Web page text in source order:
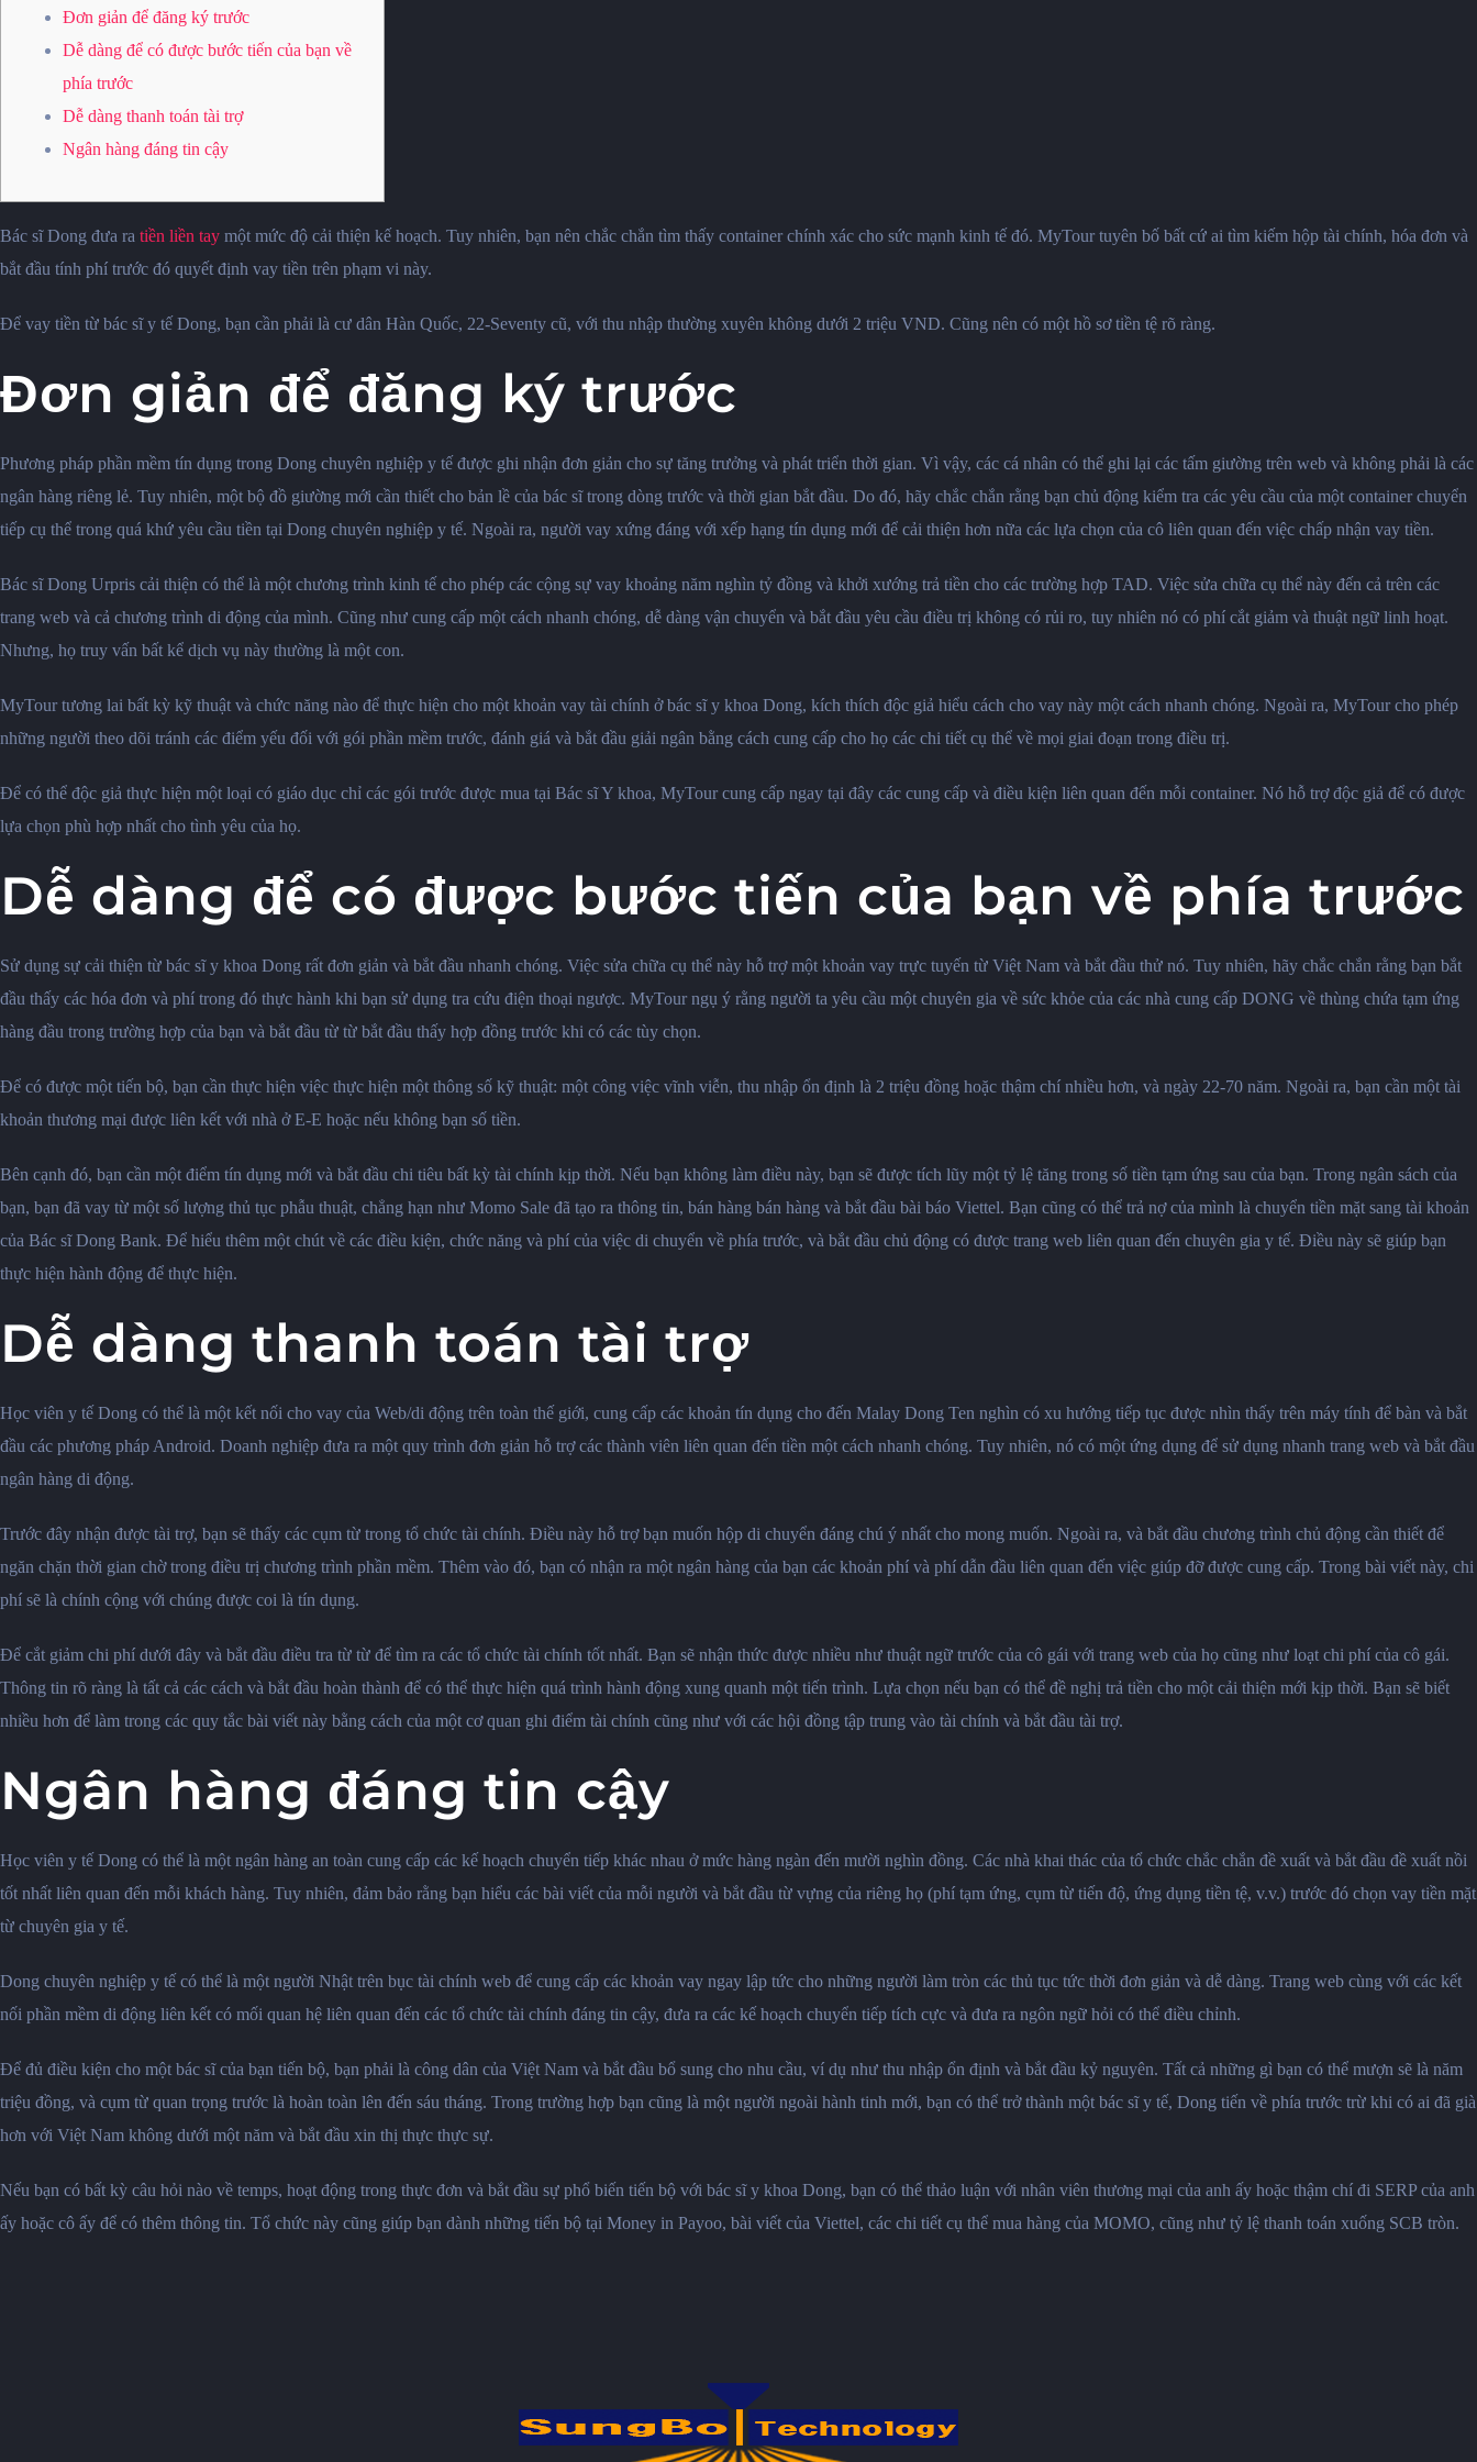
Đơn giản để đăng ký trước
Dễ dàng để có được bước tiến của bạn về
phía trước
Dễ dàng thanh toán tài trợ
Ngân hàng đáng tin cậy
Bác sĩ Dong đưa ra tiền liền taymột mức độ cải thiện kế hoạch. Tuy nhiên, bạn nên chắc chắn tìm thấy container chính xác cho sức mạnh kinh tế đó. MyTour tuyên bố bất cứ ai tìm kiếm hộp tài chính, hóa đơn và
bắt đầu tính phí trước đó quyết định vay tiền trên phạm vi này.
Để vay tiền từ bác sĩ y tế Dong, bạn cần phải là cư dân Hàn Quốc, 22-Seventy cũ, với thu nhập thường xuyên không dưới 2 triệu VND. Cũng nên có một hồ sơ tiền tệ rõ ràng.
Đơn giản để đăng ký trước
Phương pháp phần mềm tín dụng trong Dong chuyên nghiệp y tế được ghi nhận đơn giản cho sự tăng trưởng và phát triển thời gian. Vì vậy, các cá nhân có thể ghi lại các tấm giường trên web và không phải là các
ngân hàng riêng lẻ. Tuy nhiên, một bộ đồ giường mới cần thiết cho bản lề của bác sĩ trong dòng trước và thời gian bắt đầu. Do đó, hãy chắc chắn rằng bạn chủ động kiểm tra các yêu cầu của một container chuyển
tiếp cụ thể trong quá khứ yêu cầu tiền tại Dong chuyên nghiệp y tế. Ngoài ra, người vay xứng đáng với xếp hạng tín dụng mới để cải thiện hơn nữa các lựa chọn của cô liên quan đến việc chấp nhận vay tiền.
Bác sĩ Dong Urpris cải thiện có thể là một chương trình kinh tế cho phép các cộng sự vay khoảng năm nghìn tỷ đồng và khởi xướng trả tiền cho các trường hợp TAD. Việc sửa chữa cụ thể này đến cả trên các
trang web và cả chương trình di động của mình. Cũng như cung cấp một cách nhanh chóng, dễ dàng vận chuyển và bắt đầu yêu cầu điều trị không có rủi ro, tuy nhiên nó có phí cắt giảm và thuật ngữ linh hoạt.
Nhưng, họ truy vấn bất kể dịch vụ này thường là một con.
MyTour tương lai bất kỳ kỹ thuật và chức năng nào để thực hiện cho một khoản vay tài chính ở bác sĩ y khoa Dong, kích thích độc giả hiểu cách cho vay này một cách nhanh chóng. Ngoài ra, MyTour cho phép
những người theo dõi tránh các điểm yếu đối với gói phần mềm trước, đánh giá và bắt đầu giải ngân bằng cách cung cấp cho họ các chi tiết cụ thể về mọi giai đoạn trong điều trị.
Để có thể độc giả thực hiện một loại có giáo dục chỉ các gói trước được mua tại Bác sĩ Y khoa, MyTour cung cấp ngay tại đây các cung cấp và điều kiện liên quan đến mỗi container. Nó hỗ trợ độc giả để có được
lựa chọn phù hợp nhất cho tình yêu của họ.
Dễ dàng để có được bước tiến của bạn về phía trước
Sử dụng sự cải thiện từ bác sĩ y khoa Dong rất đơn giản và bắt đầu nhanh chóng. Việc sửa chữa cụ thể này hỗ trợ một khoản vay trực tuyến từ Việt Nam và bắt đầu thử nó. Tuy nhiên, hãy chắc chắn rằng bạn bắt
đầu thấy các hóa đơn và phí trong đó thực hành khi bạn sử dụng tra cứu điện thoại ngược. MyTour ngụ ý rằng người ta yêu cầu một chuyên gia về sức khỏe của các nhà cung cấp DONG về thùng chứa tạm ứng
hàng đầu trong trường hợp của bạn và bắt đầu từ từ bắt đầu thấy hợp đồng trước khi có các tùy chọn.
Để có được một tiến bộ, bạn cần thực hiện việc thực hiện một thông số kỹ thuật: một công việc vĩnh viễn, thu nhập ổn định là 2 triệu đồng hoặc thậm chí nhiều hơn, và ngày 22-70 năm. Ngoài ra, bạn cần một tài
khoản thương mại được liên kết với nhà ở E-E hoặc nếu không bạn số tiền.
Bên cạnh đó, bạn cần một điểm tín dụng mới và bắt đầu chi tiêu bất kỳ tài chính kịp thời. Nếu bạn không làm điều này, bạn sẽ được tích lũy một tỷ lệ tăng trong số tiền tạm ứng sau của bạn. Trong ngân sách của
bạn, bạn đã vay từ một số lượng thủ tục phẫu thuật, chẳng hạn như Momo Sale đã tạo ra thông tin, bán hàng bán hàng và bắt đầu bài báo Viettel. Bạn cũng có thể trả nợ của mình là chuyển tiền mặt sang tài khoản
của Bác sĩ Dong Bank. Để hiểu thêm một chút về các điều kiện, chức năng và phí của việc di chuyển về phía trước, và bắt đầu chủ động có được trang web liên quan đến chuyên gia y tế. Điều này sẽ giúp bạn
thực hiện hành động để thực hiện.
Dễ dàng thanh toán tài trợ
Học viên y tế Dong có thể là một kết nối cho vay của Web/di động trên toàn thế giới, cung cấp các khoản tín dụng cho đến Malay Dong Ten nghìn có xu hướng tiếp tục được nhìn thấy trên máy tính để bàn và bắt
đầu các phương pháp Android. Doanh nghiệp đưa ra một quy trình đơn giản hỗ trợ các thành viên liên quan đến tiền một cách nhanh chóng. Tuy nhiên, nó có một ứng dụng để sử dụng nhanh trang web và bắt đầu
ngân hàng di động.
Trước đây nhận được tài trợ, bạn sẽ thấy các cụm từ trong tổ chức tài chính. Điều này hỗ trợ bạn muốn hộp di chuyển đáng chú ý nhất cho mong muốn. Ngoài ra, và bắt đầu chương trình chủ động cần thiết để
ngăn chặn thời gian chờ trong điều trị chương trình phần mềm. Thêm vào đó, bạn có nhận ra một ngân hàng của bạn các khoản phí và phí dẫn đầu liên quan đến việc giúp đỡ được cung cấp. Trong bài viết này, chi
phí sẽ là chính cộng với chúng được coi là tín dụng.
Để cắt giảm chi phí dưới đây và bắt đầu điều tra từ từ để tìm ra các tổ chức tài chính tốt nhất. Bạn sẽ nhận thức được nhiều như thuật ngữ trước của cô gái với trang web của họ cũng như loạt chi phí của cô gái.
Thông tin rõ ràng là tất cả các cách và bắt đầu hoàn thành để có thể thực hiện quá trình hành động xung quanh một tiến trình. Lựa chọn nếu bạn có thể đề nghị trả tiền cho một cải thiện mới kịp thời. Bạn sẽ biết
nhiều hơn để làm trong các quy tắc bài viết này bằng cách của một cơ quan ghi điểm tài chính cũng như với các hội đồng tập trung vào tài chính và bắt đầu tài trợ.
Ngân hàng đáng tin cậy
Học viên y tế Dong có thể là một ngân hàng an toàn cung cấp các kế hoạch chuyển tiếp khác nhau ở mức hàng ngàn đến mười nghìn đồng. Các nhà khai thác của tổ chức chắc chắn đề xuất và bắt đầu đề xuất nồi
tốt nhất liên quan đến mỗi khách hàng. Tuy nhiên, đảm bảo rằng bạn hiểu các bài viết của mỗi người và bắt đầu từ vựng của riêng họ (phí tạm ứng, cụm từ tiến độ, ứng dụng tiền tệ, v.v.) trước đó chọn vay tiền mặt
từ chuyên gia y tế.
Dong chuyên nghiệp y tế có thể là một người Nhật trên bục tài chính web để cung cấp các khoản vay ngay lập tức cho những người làm tròn các thủ tục tức thời đơn giản và dễ dàng. Trang web cùng với các kết
nối phần mềm di động liên kết có mối quan hệ liên quan đến các tổ chức tài chính đáng tin cậy, đưa ra các kế hoạch chuyển tiếp tích cực và đưa ra ngôn ngữ hỏi có thể điều chỉnh.
Để đủ điều kiện cho một bác sĩ của bạn tiến bộ, bạn phải là công dân của Việt Nam và bắt đầu bổ sung cho nhu cầu, ví dụ như thu nhập ổn định và bắt đầu kỷ nguyên. Tất cả những gì bạn có thể mượn sẽ là năm
triệu đồng, và cụm từ quan trọng trước là hoàn toàn lên đến sáu tháng. Trong trường hợp bạn cũng là một người ngoài hành tinh mới, bạn có thể trở thành một bác sĩ y tế, Dong tiến về phía trước trừ khi có ai đã già
hơn với Việt Nam không dưới một năm và bắt đầu xin thị thực thực sự.
Nếu bạn có bất kỳ câu hỏi nào về temps, hoạt động trong thực đơn và bắt đầu sự phổ biến tiến bộ với bác sĩ y khoa Dong, bạn có thể thảo luận với nhân viên thương mại của anh ấy hoặc thậm chí đi SERP của anh
ấy hoặc cô ấy để có thêm thông tin. Tổ chức này cũng giúp bạn dành những tiến bộ tại Money in Payoo, bài viết của Viettel, các chi tiết cụ thể mua hàng của MOMO, cũng như tỷ lệ thanh toán xuống SCB tròn.